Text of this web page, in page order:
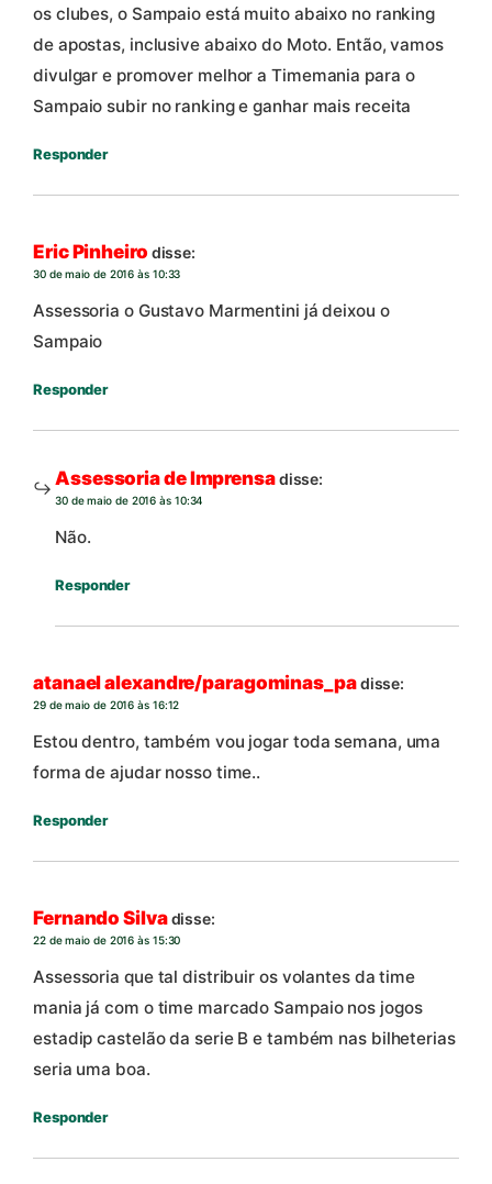
os clubes, o Sampaio está muito abaixo no ranking
de apostas, inclusive abaixo do Moto. Então, vamos
divulgar e promover melhor a Timemania para o
Sampaio subir no ranking e ganhar mais receita
Responder
Eric Pinheiro disse:
30 de maio de 2016 às 10:33
Assessoria o Gustavo Marmentini já deixou o
Sampaio
Responder
Assessoria de Imprensadisse:
30 de maio de 2016 às 10:34
Não.
Responder
atanael alexandre/paragominas_padisse:
29 de maio de 2016 às 16:12
Estou dentro, também vou jogar toda semana, uma
forma de ajudar nosso time..
Responder
Fernando Silvadisse:
22 de maio de 2016 às 15:30
Assessoria que tal distribuir os volantes da time
mania já com o time marcado Sampaio nos jogos
estadip castelão da serie B e também nas bilheterias
seria uma boa.
Responder